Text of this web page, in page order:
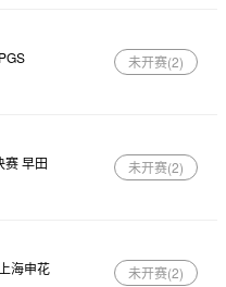
未开赛(2)
赛 早田
未开赛(2)
海申花 未开赛(2)